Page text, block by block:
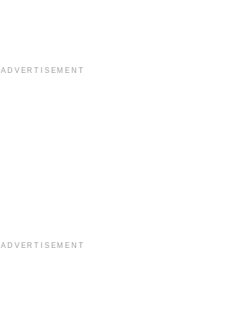
ADVERTISEMENT
ADVERTISEMENT